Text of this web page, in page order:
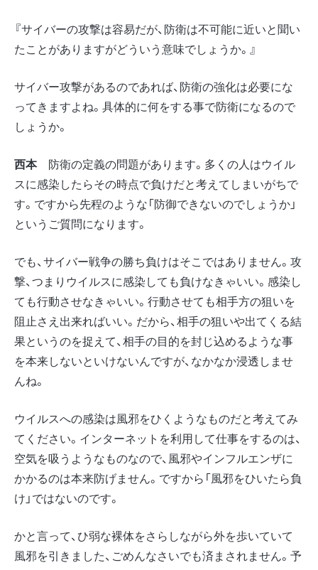
『サイバーの攻撃は容易だが、防衛は不可能に近いと聞い
たことがありますがどういう意味でしょうか。』
サイバー攻撃があるのであれば、防衛の強化は必要にな
ってきますよね。具体的に何をする事で防衛になるので
しょうか。
西本防衛の定義の問題があります。多くの人はウイル
スに感染したらその時点で負けだと考えてしまいがちで
す。ですから先程のような「防御できないのでしょうか」
というご質問になります。
でも、サイバー戦争の勝ち負けはそこではありません。攻
撃、つまりウイルスに感染しても負けなきゃいい。感染し
ても行動させなきゃいい。行動させても相手方の狙いを
阻止さえ出来ればいい。だから、相手の狙いや出てくる結
果というのを捉えて、相手の目的を封じ込めるような事
を本来しないといけないんですが、なかなか浸透しませ
んね。
ウイルスへの感染は風邪をひくようなものだと考えてみ
てください。インターネットを利用して仕事をするのは、
空気を吸うようなものなので、風邪やインフルエンザに
かかるのは本来防げません。ですから「風邪をひいたら負
け」ではないのです。
かと言って、ひ弱な裸体をさらしながら外を歩いていて
風邪を引きました、ごめんなさいでも済まされません。予